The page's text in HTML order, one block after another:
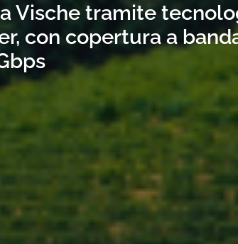
Vische tramite
con copertura a